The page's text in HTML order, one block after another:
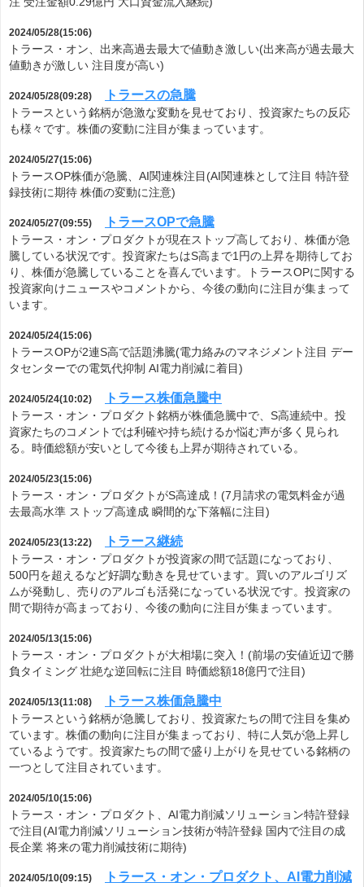
2024/05/28(15:06)
トラース・オン、出来高過去最大で値動き激しい(出来高が過去最大
値動きが激しい 注目度が高い)
2024/05/28(09:28) トラースの急騰
トラースという銘柄が急激な変動を見せており、投資家たちの反応
も様々です。株価の変動に注目が集まっています。
2024/05/27(15:06)
トラースOP株価が急騰、AI関連株注目(AI関連株として注目 特許登
録技術に期待 株価の変動に注意)
2024/05/27(09:55) トラースOPで急騰
トラース・オン・プロダクトが現在ストップ高しており、株価が急
騰している状況です。投資家たちはS高まで1円の上昇を期待してお
り、株価が急騰していることを喜んでいます。トラースOPに関する
投資家向けニュースやコメントから、今後の動向に注目が集まって
います。
2024/05/24(15:06)
トラースOPが2連S高で話題沸騰(電力絡みのマネジメント注目 デー
タセンターでの電気代抑制 AI電力削減に着目)
2024/05/24(10:02) トラース株価急騰中
トラース・オン・プロダクト銘柄が株価急騰中で、S高連続中。投
資家たちのコメントでは利確や持ち続けるか悩む声が多く見られ
る。時価総額が安いとして今後も上昇が期待されている。
2024/05/23(15:06)
トラース・オン・プロダクトがS高達成！(7月請求の電気料金が過
去最高水準 ストップ高達成 瞬間的な下落幅に注目)
2024/05/23(13:22) トラース継続
トラース・オン・プロダクトが投資家の間で話題になっており、
500円を超えるなど好調な動きを見せています。買いのアルゴリズ
ムが発動し、売りのアルゴも活発になっている状況です。投資家の
間で期待が高まっており、今後の動向に注目が集まっています。
2024/05/13(15:06)
トラース・オン・プロダクトが大相場に突入！(前場の安値近辺で勝
負タイミング 壮絶な逆回転に注目 時価総額18億円で注目)
2024/05/13(11:08) トラース株価急騰中
トラースという銘柄が急騰しており、投資家たちの間で注目を集め
ています。株価の動向に注目が集まっており、特に人気が急上昇し
ているようです。投資家たちの間で盛り上がりを見せている銘柄の
一つとして注目されています。
2024/05/10(15:06)
トラース・オン・プロダクト、AI電力削減ソリューション特許登録
で注目(AI電力削減ソリューション技術が特許登録 国内で注目の成
長企業 将来の電力削減技術に期待)
2024/05/10(09:15)
トラース・オン・プロダクト、AI電力削減